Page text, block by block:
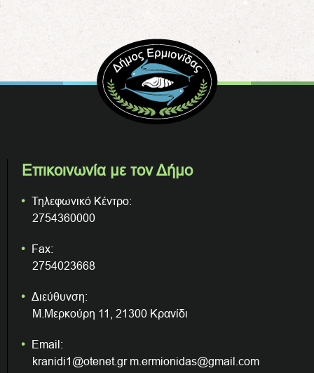
Επικοινωνία με τον Δήμο
Τηλεφωνικό Κέντρο:
2754360000
Fax:
2754023668
Διεύθυνση:
Μ.Μερκούρη 11, 21300 Κρανίδι
Email:
kranidi1@otenet.gr m.ermionidas@gmail.com